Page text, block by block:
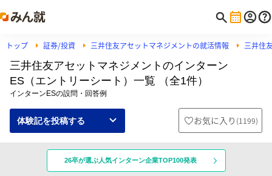
トップ 証券/投資 三井住友アセットマネジメントの就活情報 三井住
三井住友アセットマネジメントのインターン
ES（エントリーシート）一覧 （全1件）
インターンESの設問・回答例
体験記を投稿する お気に入り (1199)
26卒が選ぶ人気インターン企業TOP100発表